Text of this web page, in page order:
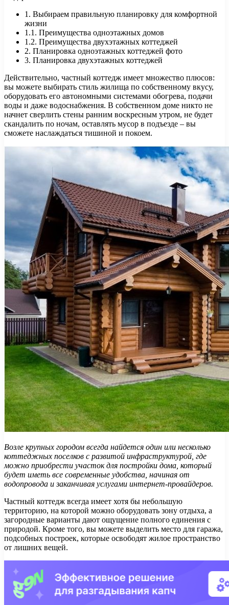
1. Выбираем правильную планировку для комфортной
жизни
1.1. Преимущества одноэтажных домов
1.2. Преимущества двухэтажных коттеджей
2. Планировка одноэтажных коттеджей фото
3. Планировка двухэтажных коттеджей
Действительно, частный коттедж имеет множество плюсов:
вы можете выбирать стиль жилища по собственному вкусу,
оборудовать его автономными системами обогрева, подачи
воды и даже водоснабжения. В собственном доме никто не
начнет сверлить стены ранним воскресным утром, не будет
скандалить по ночам, оставлять мусор в подъезде – вы
сможете наслаждаться тишиной и покоем.
Возле крупных городом всегда найдется один или несколько
коттеджных поселков с развитой инфраструктурой, где
можно приобрести участок для постройки дома, который
будет иметь все современные удобства, начиная от
водопровода и заканчивая услугами интернет-провайдеров.
Частный коттедж всегда имеет хотя бы небольшую
территорию, на которой можно оборудовать зону отдыха, а
загородные варианты дают ощущение полного единения с
природой. Кроме того, вы можете выделить место для гаража,
подсобных построек, которые освободят жилое пространство
от лишних вещей.